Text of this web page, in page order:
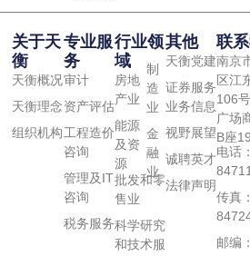
关于天
衡
天衡概况
天衡理念
组织机构
专业服
务
审计
资产评估
工程造价
咨询
管理及IT
咨询
税务服务
行业领
域
房地
产业
能源
及资
源
制
造
业
金
融
业
批发和零
售业
科学研究
和技术服
其他
天衡党建
证券服务
业务信息
视野展望
诚聘英才
法律声明
联
南京
区江
106
广场
B座
电话
传真
邮编：